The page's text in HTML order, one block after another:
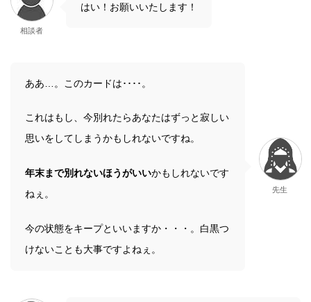
相談者
はい！お願いいたします！
ああ…。このカードは････。
これはもし、今別れたらあなたはずっと寂しい
思いをしてしまうかもしれないですね。
年末まで別れないほうがいいかもしれないです
ねぇ。
今の状態をキープといいますか・・・。白黒つ
けないことも大事ですよねぇ。
先生